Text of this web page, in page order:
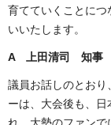
育てていくことに
いいたします。
A 上田清司 知事
議員お話しのとお
ーは、大会後も、